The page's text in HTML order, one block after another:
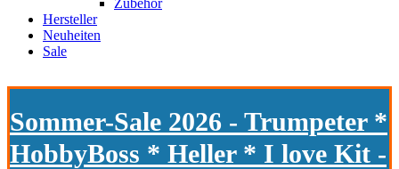
Zubehör
Hersteller
Neuheiten
Sale
Sommer-Sale 2026 - Trumpeter *
HobbyBoss * Heller * I love Kit -